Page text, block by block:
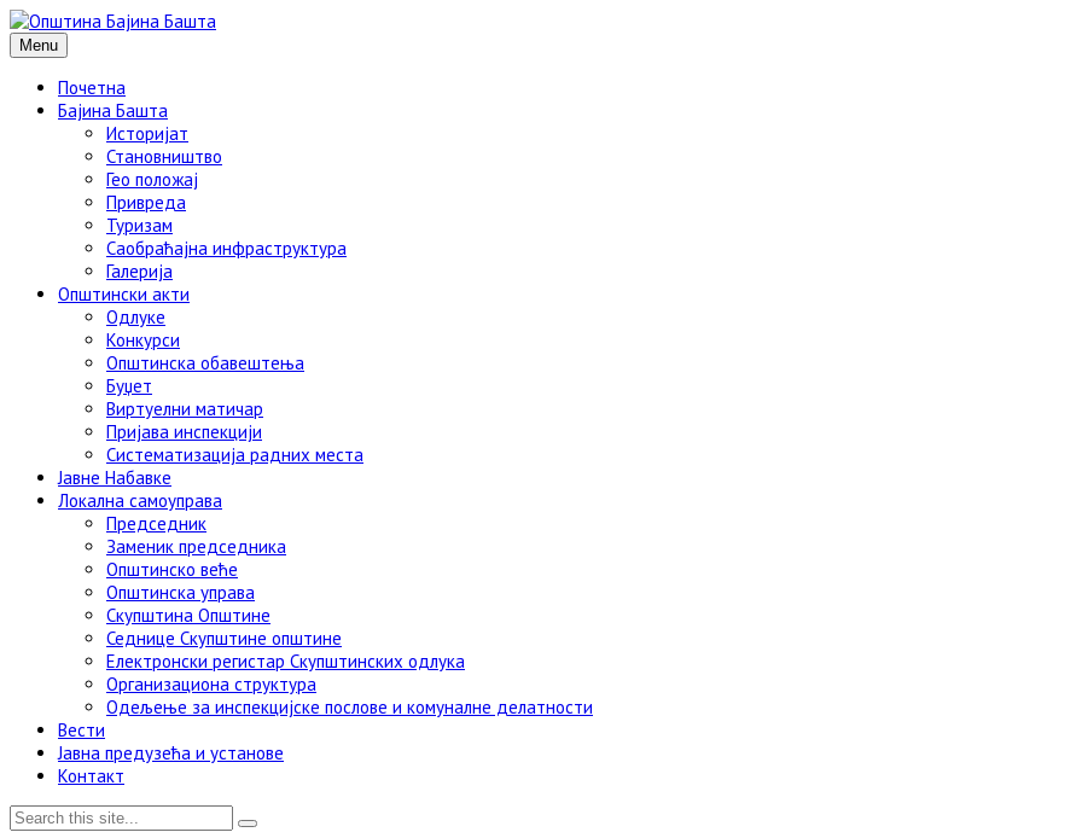
Menu
Почетна
Бајина Башта
Историјат
Становништво
Гео положај
Привреда
Туризам
Саобраћајна инфраструктура
Галерија
Општински акти
Одлуке
Конкурси
Општинска обавештења
Буџет
Виртуелни матичар
Пријава инспекцији
Систематизација радних места
Јавне Набавке
Локална самоуправа
Председник
Заменик председника
Општинско веће
Општинска управа
Скупштина Општине
Седнице Скупштине општине
Електронски регистар Скупштинских одлука
Организациона структура
Одељење за инспекцијске послове и комуналне делатности
Вести
Јавна предузећа и установе
Контакт